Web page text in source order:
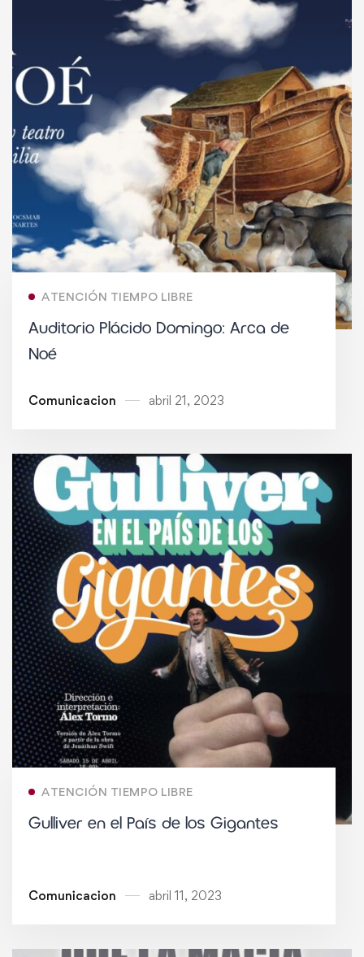
ATENCIÓN TIEMPO LIBRE
Auditorio Plácido Domingo: Arca de
Noé
Comunicacion abril 21, 2023
ATENCIÓN TIEMPO LIBRE
Gulliver en el País de los Gigantes
Comunicacion abril 11, 2023